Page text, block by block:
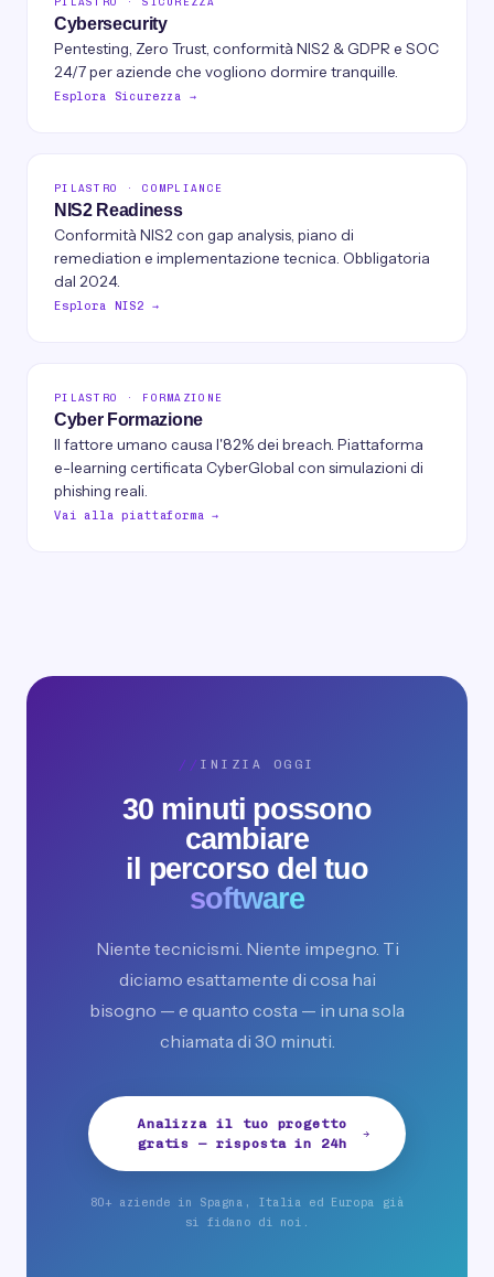
Cybersecurity
Pentesting, Zero Trust, conformità NIS2 & GDPR e SOC
24/7 per aziende che vogliono dormire tranquille.
Esplora Sicurezza →
PILASTRO · COMPLIANCE
NIS2 Readiness
Conformità NIS2 con gap analysis, piano di
remediation e implementazione tecnica. Obbligatoria
dal 2024.
Esplora NIS2 →
PILASTRO · FORMAZIONE
Cyber Formazione
Il fattore umano causa l'82% dei breach. Piattaforma
e-learning certificata CyberGlobal con simulazioni di
phishing reali.
Vai alla piattaforma →
INIZIA OGGI
30 minuti possono
cambiare
il percorso del tuo
software
Niente tecnicismi. Niente impegno. Ti
diciamo esattamente di cosa hai
bisogno — e quanto costa — in una sola
chiamata di 30 minuti.
Analizza il tuo progetto
gratis — risposta in 24h
80+ aziende in Spagna, Italia ed Europa già
si fidano di noi.